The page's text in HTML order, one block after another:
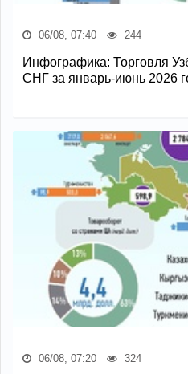
06/08, 07:40 244
Инфографика: Торговля
СНГ за январь-июнь 2026
06/08, 07:20 324